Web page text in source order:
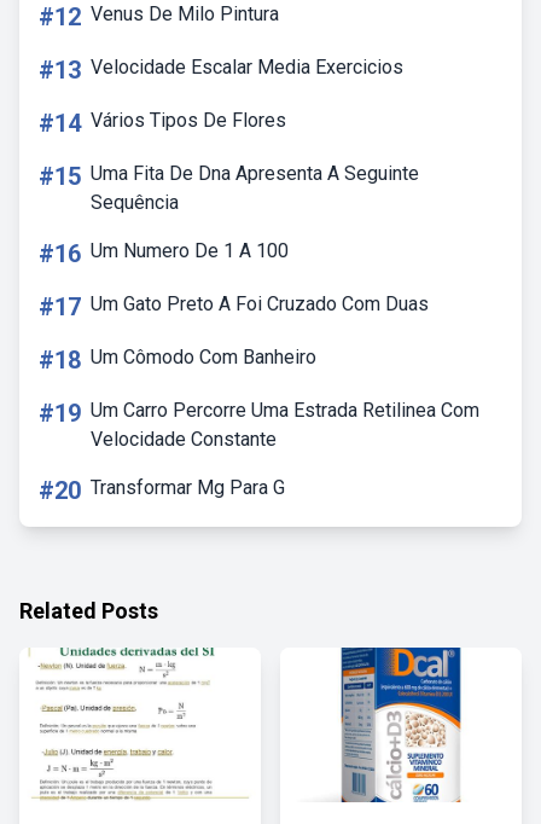
#12 Venus De Milo Pintura
#13 Velocidade Escalar Media Exercicios
#14 Vários Tipos De Flores
#15 Uma Fita De Dna Apresenta A Seguinte
Sequência
#16 Um Numero De 1 A 100
#17 Um Gato Preto A Foi Cruzado Com Duas
#18 Um Cômodo Com Banheiro
#19 Um Carro Percorre Uma Estrada Retilinea Com
Velocidade Constante
#20 Transformar Mg Para G
Related Posts